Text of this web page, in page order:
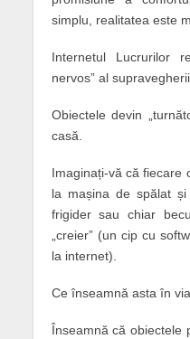
simplu, realitatea este
Internetul Lucrurilor
nervos” al
Obiectele devin
casă.
Imaginați-vă că fiecare
la mașina de spălat și
frigider sau chiar
„creier” (un cip cu
la internet).
Ce înseamnă asta în
Înseamnă că obiectele